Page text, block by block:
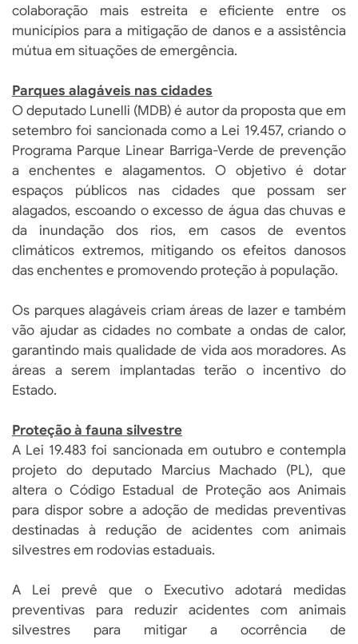
colaboração mais estreita e eficiente entre os
municípios para a mitigação de danos e a assistência
mútua em situações de emergência.
Parques alagáveis nas cidades
O deputado Lunelli (MDB) é autor da proposta que em
setembro foi sancionada como a Lei 19.457, criando o
Programa Parque Linear Barriga-Verde de prevenção
a enchentes e alagamentos. O objetivo é dotar
espaços públicos nas cidades que possam ser
alagados, escoando o excesso de água das chuvas e
da inundação dos rios, em casos de eventos
climáticos extremos, mitigando os efeitos danosos
das enchentes e promovendo proteção à população.
Os parques alagáveis criam áreas de lazer e também
vão ajudar as cidades no combate a ondas de calor,
garantindo mais qualidade de vida aos moradores. As
áreas a serem implantadas terão o incentivo do
Estado.
Proteção à fauna silvestre
A Lei 19.483 foi sancionada em outubro e contempla
projeto do deputado Marcius Machado (PL), que
altera o Código Estadual de Proteção aos Animais
para dispor sobre a adoção de medidas preventivas
destinadas à redução de acidentes com animais
silvestres em rodovias estaduais.
A Lei prevê que o Executivo adotará medidas
preventivas para reduzir acidentes com animais
silvestres para mitigar a ocorrência de